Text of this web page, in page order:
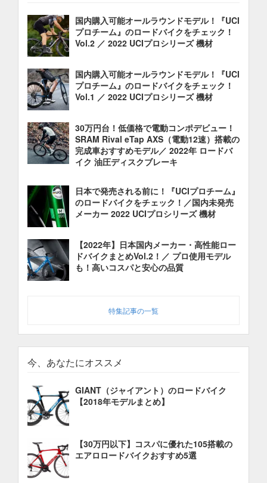
国内購入可能オールラウンドモデル！『UCI
プロチーム』のロードバイクをチェック！
Vol.2 ／ 2022 UCIプロシリーズ 機材
国内購入可能オールラウンドモデル！『UCI
プロチーム』のロードバイクをチェック！
Vol.1 ／ 2022 UCIプロシリーズ 機材
30万円台！低価格で電動コンポデビュー！
SRAM Rival eTap AXS（電動12速）搭載の
完成車おすすめモデル／ 2022年 ロードバ
イク 油圧ディスクブレーキ
日本で発売される前に！『UCIプロチーム』
のロードバイクをチェック！／国内未発売
メーカー 2022 UCIプロシリーズ 機材
【2022年】日本国内メーカー・高性能ロー
ドバイクまとめVol.2！／ プロ使用モデル
も！高いコスパと安心の品質
特集記事の一覧
今、あなたにオススメ
GIANT（ジャイアント）のロードバイク
【2018年モデルまとめ】
【30万円以下】コスパに優れた105搭載の
エアロロードバイクおすすめ5選